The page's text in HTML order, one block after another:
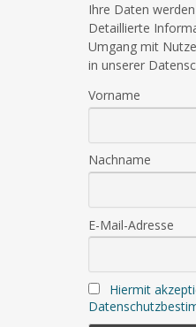
Ihre Daten
Detaillierte
Umgang mit
in unserer
Vorname
Nachname
E-Mail-Adresse
Hiermit